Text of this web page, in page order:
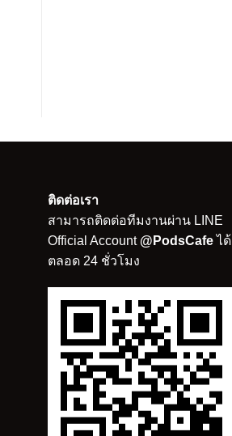
ติดต่อเรา
สามารถติดต่อทีมงานผ่าน LINE
Official Account @PodsCafeได้
ตลอด 24 ชั่วโมง